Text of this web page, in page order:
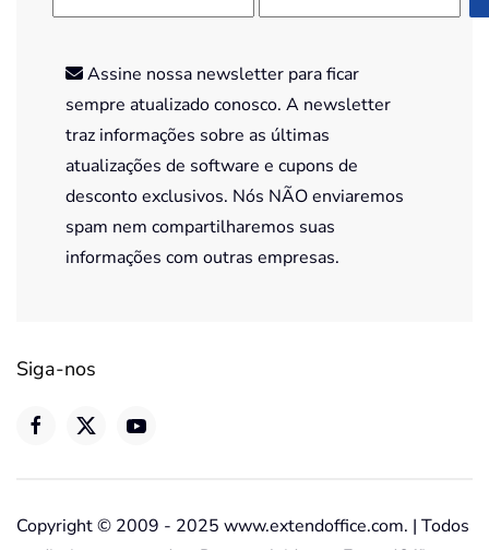
Assine nossa newsletter para ficar
sempre atualizado conosco. A newsletter
traz informações sobre as últimas
atualizações de software e cupons de
desconto exclusivos. Nós NÃO enviaremos
spam nem compartilharemos suas
informações com outras empresas.
Siga-nos
Copyright © 2009 - 2025 www.extendoffice.com. | Todos